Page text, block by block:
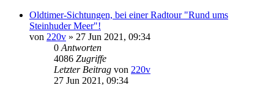
Oldtimer-Sichtungen, bei einer Radtour "Rund ums
Steinhuder Meer"!
von 220v » 27 Jun 2021, 09:34
0 Antworten
4086 Zugriffe
Letzter Beitrag von 220v
27 Jun 2021, 09:34